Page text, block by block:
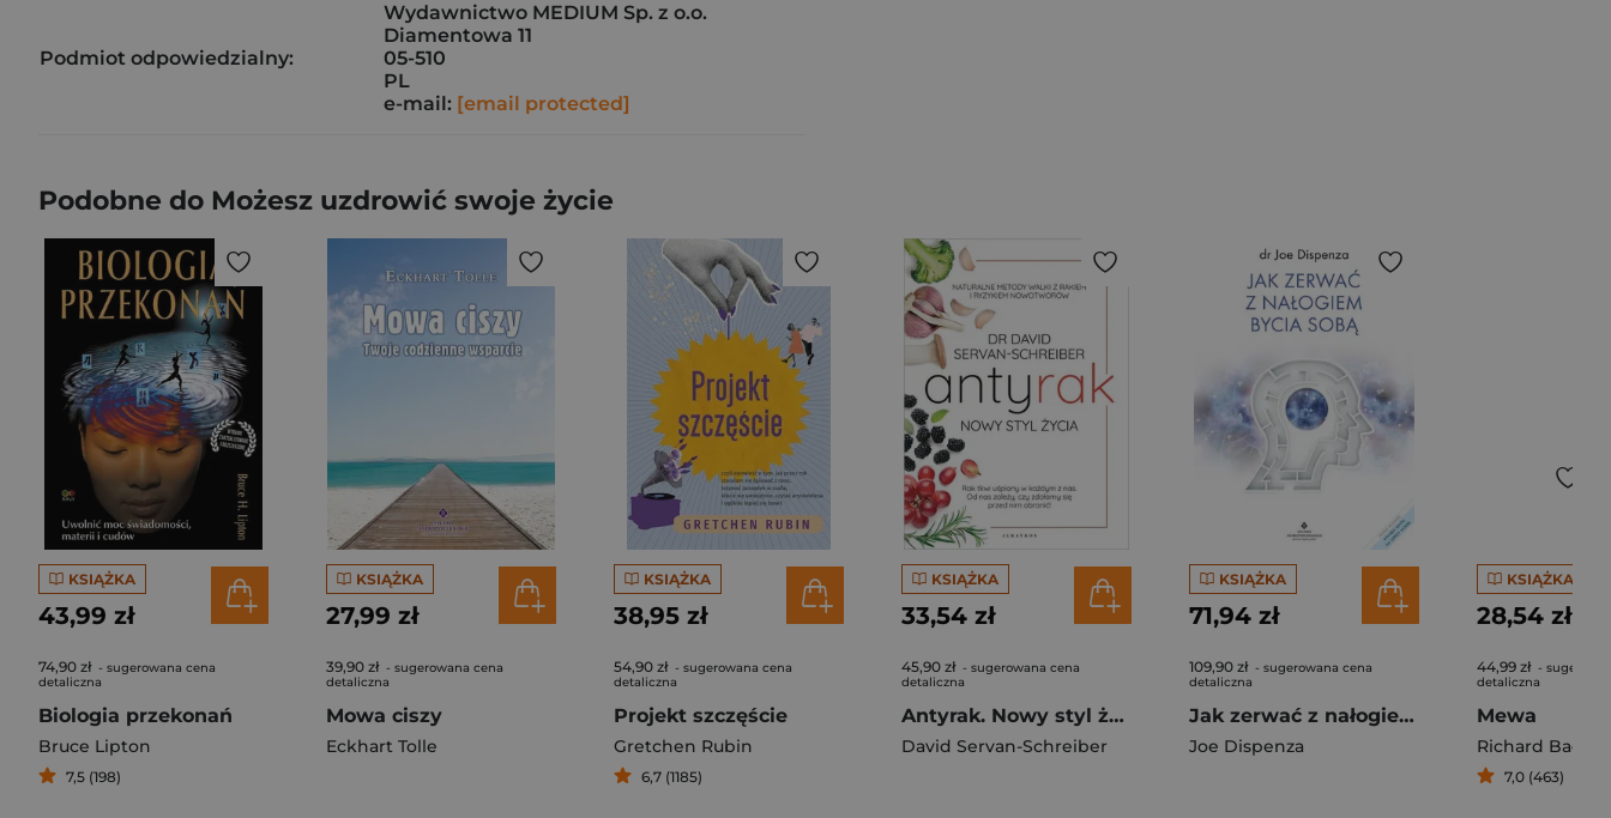
Podmiot odpowiedzialny:
Wydawnictwo MEDIUM Sp. z o.o.
Diamentowa 11
05-510
PL
e-mail: [email protected]
Podobne do Możesz uzdrowić swoje życie
KSIĄŻKA
43,99 zł
74,90 zł - sugerowana cena
detaliczna
Biologia przekonań
Bruce Lipton
7,5 (198)
KSIĄŻKA
27,99 zł
39,90 zł - sugerowana cena
detaliczna
Mowa ciszy
Eckhart Tolle
KSIĄŻKA
38,95 zł
54,90 zł - sugerowana cena
detaliczna
Projekt szczęście
Gretchen Rubin
6,7 (1185)
KSIĄŻKA
33,54 zł
45,90 zł - sugerowana cena
detaliczna
Antyrak. Nowy styl życia
David Servan-Schreiber
KSIĄŻKA
71,94 zł
109,90 zł - sugerowana cena
detaliczna
Jak zerwać z nałogiem bycia sobą
Joe Dispenza
KSIĄŻKA
28,54 zł
44,99 zł -
detaliczna
Mewa
Richard Bach
7,0 (463)